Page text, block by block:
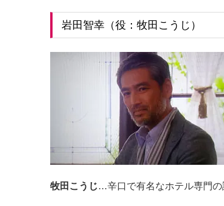
岩田智幸（役：牧田こうじ）
牧田こうじ…辛口で有名なホテル専門の